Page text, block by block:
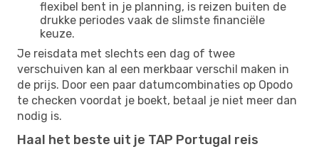
flexibel bent in je planning, is reizen buiten de
drukke periodes vaak de slimste financiële
keuze.
Je reisdata met slechts een dag of twee
verschuiven kan al een merkbaar verschil maken in
de prijs. Door een paar datumcombinaties op Opodo
te checken voordat je boekt, betaal je niet meer dan
nodig is.
Haal het beste uit je TAP Portugal reis